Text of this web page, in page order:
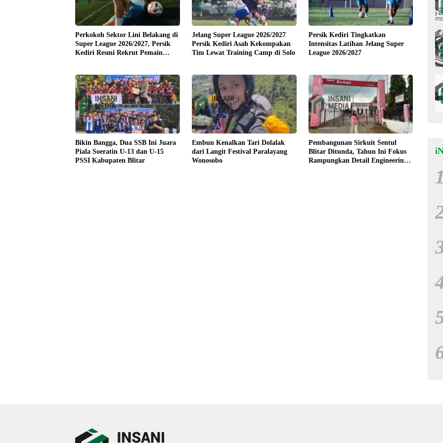
Perkokoh Sektor Lini Belakang di
Super League 2026/2027, Persik
Kediri Resmi Rekrut Pemain
Jelang Super League 2026/2027
Persik Kediri Asah Kekompakan
Tim Lewat Training Camp di Solo
Persik Kediri Tingkatkan
Intensitas Latihan Jelang Super
League 2026/2027
Bikin Bangga, Dua SSB Ini Juara
Piala Soeratin U-13 dan U-15
PSSI Kabupaten Blitar
Embun Kenalkan Tari Dolalak
dari Langit Festival Paralayang
Wonosobo
Pembangunan Sirkuit Sentul
Blitar Ditunda, Tahun Ini Fokus
Rampungkan Detail Engineering